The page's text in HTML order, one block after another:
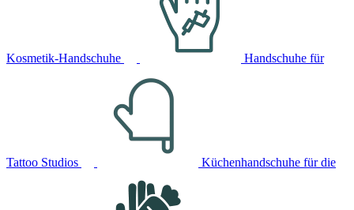
Kosmetik-Handschuhe Handschuhe für
Tattoo Studios Küchenhandschuhe für die